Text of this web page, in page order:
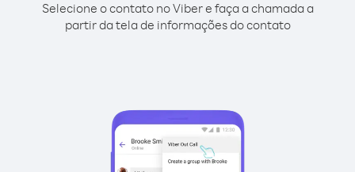
Selecione o contato no Viber e faça a chamada a
partir da tela de informações do contato